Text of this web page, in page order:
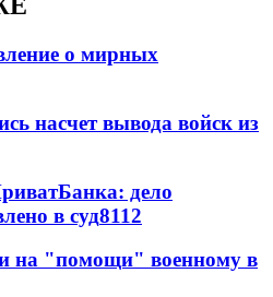
о мирных
насчет вывода войск из
дело
в суд8112
на "помощи" военному в